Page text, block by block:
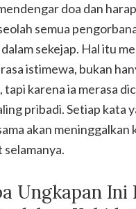
doa dan
semua
sekejap. Hal itu
istimewa, bukan
tapi karena ia merasa
pribadi. Setiap kata
akan meninggalkan
selamanya.
Ungkapan Ini